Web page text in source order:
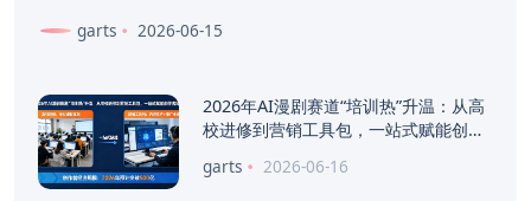
garts
2026-06-15
2026年AI漫剧赛道“培训热”升温：从高
校进修到营销工具包，一站式赋能创作
garts 2026-06-16